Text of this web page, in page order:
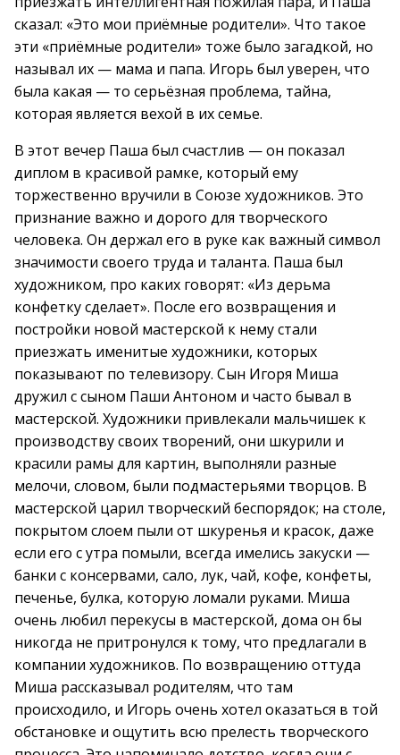
сказал: «Это мои приёмные родители». Что такое
эти «приёмные родители» тоже было загадкой, но
называл их — мама и папа. Игорь был уверен, что
была какая — то серьёзная проблема, тайна,
которая является вехой в их семье.
В этот вечер Паша был счастлив — он показал
диплом в красивой рамке, который ему
торжественно вручили в Союзе художников. Это
признание важно и дорого для творческого
человека. Он держал его в руке как важный символ
значимости своего труда и таланта. Паша был
художником, про каких говорят: «Из дерьма
конфетку сделает». После его возвращения и
постройки новой мастерской к нему стали
приезжать именитые художники, которых
показывают по телевизору. Сын Игоря Миша
дружил с сыном Паши Антоном и часто бывал в
мастерской. Художники привлекали мальчишек к
производству своих творений, они шкурили и
красили рамы для картин, выполняли разные
мелочи, словом, были подмастерьями творцов. В
мастерской царил творческий беспорядок; на столе,
покрытом слоем пыли от шкуренья и красок, даже
если его с утра помыли, всегда имелись закуски —
банки с консервами, сало, лук, чай, кофе, конфеты,
печенье, булка, которую ломали руками. Миша
очень любил перекусы в мастерской, дома он бы
никогда не притронулся к тому, что предлагали в
компании художников. По возвращению оттуда
Миша рассказывал родителям, что там
происходило, и Игорь очень хотел оказаться в той
обстановке и ощутить всю прелесть творческого